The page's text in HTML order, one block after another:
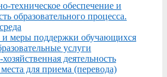
техническое обеспечение и
образовательного процесса.
меры поддержки обучающихся
услуги
деятельность
для приема (перевода)